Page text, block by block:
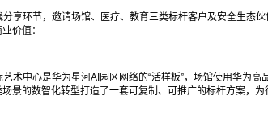
享环节，邀请场馆、医疗、教育三类标杆客户及安全生态
价值：
术中心是华为星河AI园区网络的“活样板”，场馆使用华为高
景的数智化转型打造了一套可复制、可推广的标杆方案，